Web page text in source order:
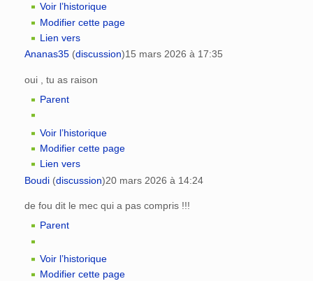
Voir l’historique
Modifier cette page
Lien vers
Ananas35 (discussion)15 mars 2026 à 17:35
oui , tu as raison
Parent
Voir l’historique
Modifier cette page
Lien vers
Boudi (discussion)20 mars 2026 à 14:24
de fou dit le mec qui a pas compris !!!
Parent
Voir l’historique
Modifier cette page